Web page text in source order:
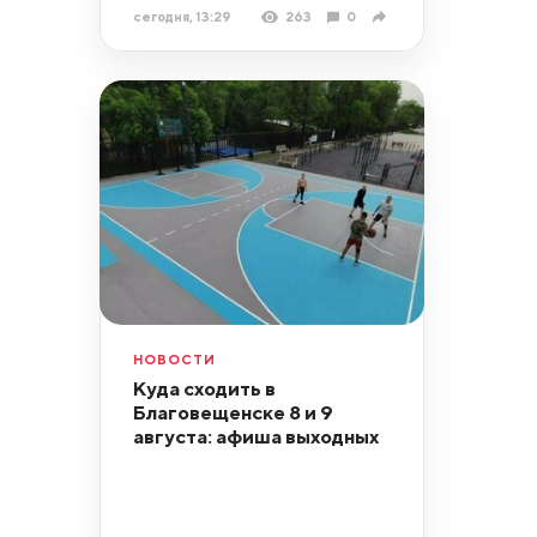
сегодня, 13:29 263 0
НОВОСТИ
Куда сходить в
Благовещенске 8 и 9
августа: афиша выходных